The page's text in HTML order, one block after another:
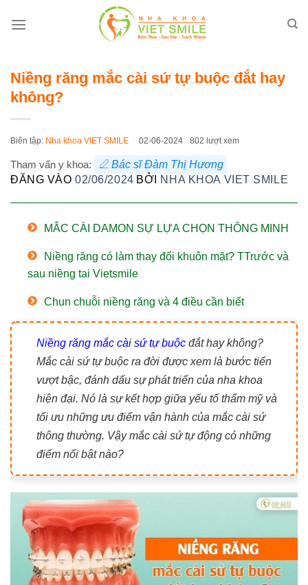
qua
Niềng răng mắc cài sứ tự buộc đắt hay
không?
Biên tập: Nha khoa VIET SMILE 02-06-2024 802 lượt xem
Tham vấn y khoa:
Bác sĩ Đàm Thị Hương
ĐĂNG VÀO02/06/2024 BỞI NHA KHOA VIET SMILE
MẮC CÀI DAMON SỰ LỰA CHỌN THÔNG MINH
Niềng răng có làm thay đổi khuôn mặt? TTrước và
sau niềng tai Vietsmile
Chun chuỗi niềng răng và 4 điều cần biết
Niềng răng mắc cài sứ tự buộc đắt hay không?
Mắc cài sứ tự buộc ra đời được xem là bước tiến
vượt bậc, đánh dấu sự phát triển của nha khoa
hiện đại. Nó là sự kết hợp giữa yếu tố thẩm mỹ và
tối ưu những ưu điểm vận hành của mắc cài sứ
thông thường. Vậy mắc cài sứ tự động có những
điểm nổi bật nào?